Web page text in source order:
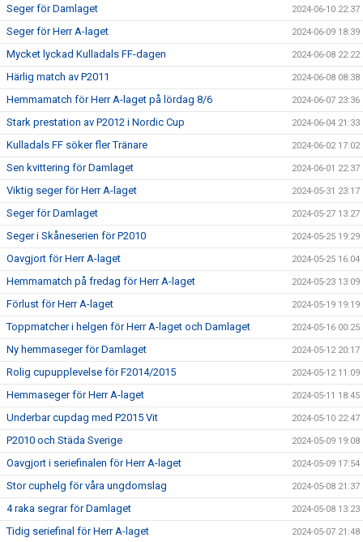
Seger för Damlaget 2024-06-10 22:37
Seger för Herr A-laget 2024-06-09 18:39
Mycket lyckad Kulladals FF-dagen 2024-06-08 22:22
Härlig match av P2011 2024-06-08 08:38
Hemmamatch för Herr A-laget på lördag 8/6 2024-06-07 23:36
Stark prestation av P2012 i Nordic Cup 2024-06-04 21:33
Kulladals FF söker fler Tränare 2024-06-02 17:02
Sen kvittering för Damlaget 2024-06-01 22:37
Viktig seger för Herr A-laget 2024-05-31 23:17
Seger för Damlaget 2024-05-27 13:27
Seger i Skåneserien för P2010 2024-05-25 19:29
Oavgjort för Herr A-laget 2024-05-25 16:04
Hemmamatch på fredag för Herr A-laget 2024-05-23 13:09
Förlust för Herr A-laget 2024-05-19 19:19
Toppmatcher i helgen för Herr A-laget och Damlaget 2024-05-16 00:25
Ny hemmaseger för Damlaget 2024-05-12 20:17
Rolig cupupplevelse för F2014/2015 2024-05-12 11:09
Hemmaseger för Herr A-laget 2024-05-11 18:45
Underbar cupdag med P2015 Vit 2024-05-10 22:47
P2010 och Städa Sverige 2024-05-09 19:08
Oavgjort i seriefinalen för Herr A-laget 2024-05-09 17:54
Stor cuphelg för våra ungdomslag 2024-05-08 21:37
4 raka segrar för Damlaget 2024-05-08 13:23
Tidig seriefinal för Herr A-laget 2024-05-07 21:48